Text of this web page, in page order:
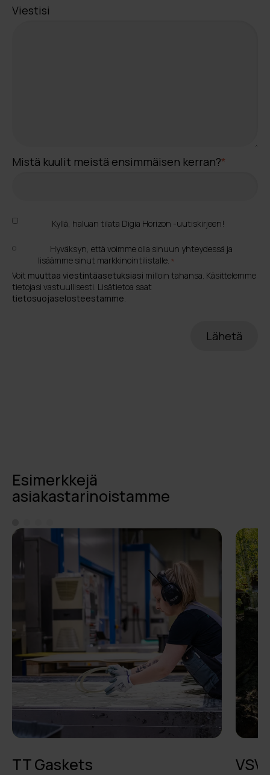
Viestisi
Mistä kuulit meistä ensimmäisen kerran?*
Kyllä, haluan tilata Digia Horizon -uutiskirjeen!
Hyväksyn, että voimme olla sinuun yhteydessä ja
lisäämme sinut markkinointilistalle. *
Voit muuttaa viestintäasetuksiasi milloin tahansa. Käsittelemme
tietojasi vastuullisesti. Lisätietoa saat
tietosuojaselosteestamme
Esimerkkejä
asiakastarinoistamme
TT Gaskets